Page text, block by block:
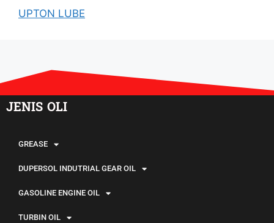
UPTON LUBE
JENIS OLI
GREASE
DUPERSOL INDUTRIAL GEAR OIL
GASOLINE ENGINE OIL
TURBIN OIL